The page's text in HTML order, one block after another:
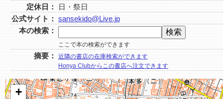
定休日：
日・祭日
公式サイト： sansekido@Live.jp
本の検索：
ここで本の検索ができます
摘要：
近隣の書店の在庫検索ができます
Honya Clubからこの書店へ注文できます
+